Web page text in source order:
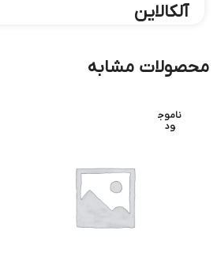
آلکالاین
محصولات مشابه
ناموج
ود